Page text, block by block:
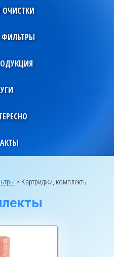
> Картриджи, комплекты